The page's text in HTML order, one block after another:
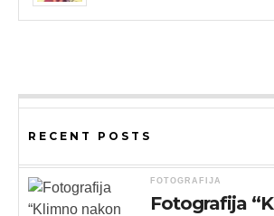
RECENT POSTS
FOTOGRAFIJA
Fotografija